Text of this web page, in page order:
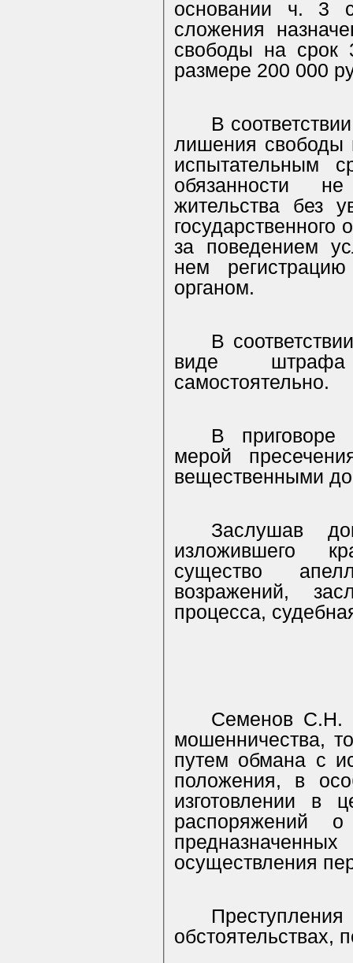
основании ч. 3
сложения
свободы на
размере 200 000
В
лишения свободы
испытательным
обязанности
жительства без
государственного
за поведением
нем
органом.
В
виде штрафа
самостоятельно.
В
мерой
вещественными
Заслушав
изложившего
существо
возражений,
процесса,
Семенов С.Н.
мошенничества,
путем обмана с
положения, в
изготовлении в
распоряжений
осуществления
обстоятельствах,